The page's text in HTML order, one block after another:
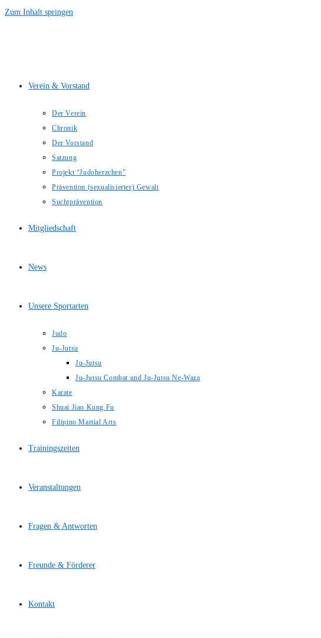
Zum Inhalt springen
Verein & Vorstand
Der Verein
Chronik
Der Vorstand
Satzung
Projekt “Judoherzchen”
Prävention (sexualisierter) Gewalt
Suchtprävention
Mitgliedschaft
News
Unsere Sportarten
Judo
Ju-Jutsu
Ju-Jutsu
Ju-Jutsu Combat und Ju-Jutsu Ne-Waza
Karate
Shuai Jiao Kung Fu
Filipino Martial Arts
Trainingszeiten
Veranstaltungen
Fragen & Antworten
Freunde & Förderer
Kontakt